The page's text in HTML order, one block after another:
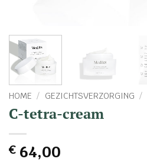
HOME / GEZICHTSVERZORGING /
C-tetra-cream
€64,00